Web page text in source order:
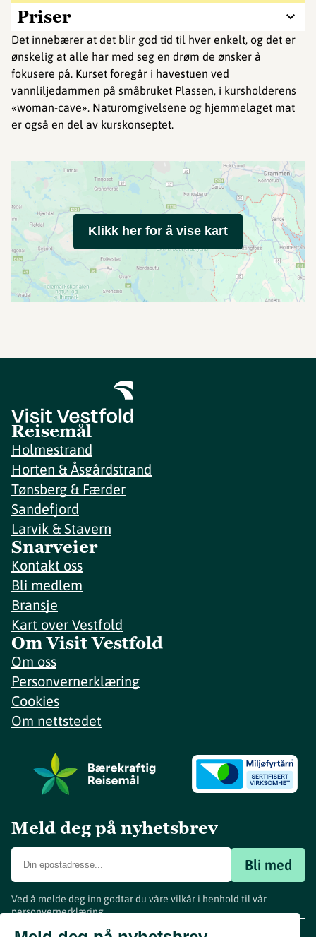
Priser
Det innebærer at det blir god tid til hver enkelt, og det er
ønskelig at alle har med seg en drøm de ønsker å
fokusere på. Kurset foregår i havestuen ved
vannliljedammen på småbruket Plassen, i kursholderens
«woman-cave». Naturomgivelsene og hjemmelaget mat
er også en del av kurskonseptet.
Klikk her for å vise kart
Reisemål
Holmestrand
Horten & Åsgårdstrand
Tønsberg & Færder
Sandefjord
Larvik & Stavern
Snarveier
Kontakt oss
Bli medlem
Bransje
Kart over Vestfold
Om Visit Vestfold
Om oss
Personvernerklæring
Cookies
Om nettstedet
Meld deg på nyhetsbrev
Bli med
Ved å melde deg inn godtar du våre vilkår i henhold til vår
personvernerklæring.
www.visitvestfold.com